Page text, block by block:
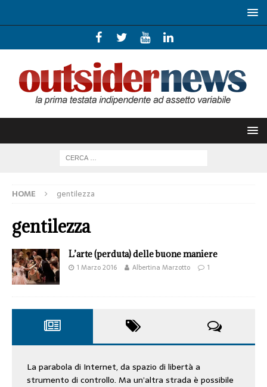
HOME gentilezza
gentilezza
L’arte (perduta) delle buone maniere
1 Marzo 2016 Albertina Marzotto 1
La parabola di Internet, da spazio di libertà a
strumento di controllo. Ma un’altra strada è possibile